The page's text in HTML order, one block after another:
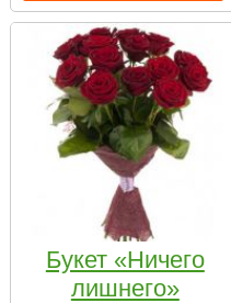
Букет «Ничего
лишнего»